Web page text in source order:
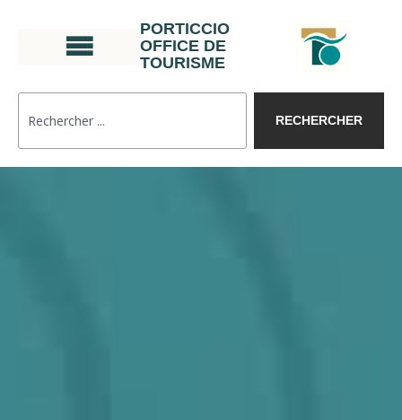
PORTICCIO
OFFICE DE
TOURISME
RECHERCHER